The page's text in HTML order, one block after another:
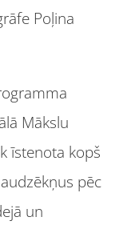
Poļina
Mākslu
īstenota kopš
pēc
un